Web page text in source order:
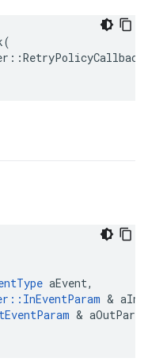
(
::RetryPolicyCallback
aEvent,
:: InEventParam &
& aOutParam